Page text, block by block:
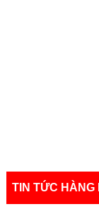
TIN TỨC HÀNG